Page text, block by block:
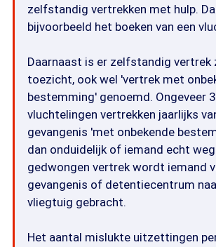
zelfstandig vertrekken met hulp.
bijvoorbeeld het boeken van een
Daarnaast is er zelfstandig vertrek
toezicht, ook wel 'vertrek met
bestemming' genoemd. Ongeveer
vluchtelingen vertrekken jaarlijks
gevangenis 'met onbekende
dan onduidelijk of iemand echt
gedwongen vertrek wordt iemand
gevangenis of detentiecentrum
vliegtuig gebracht.
Het aantal mislukte uitzettingen